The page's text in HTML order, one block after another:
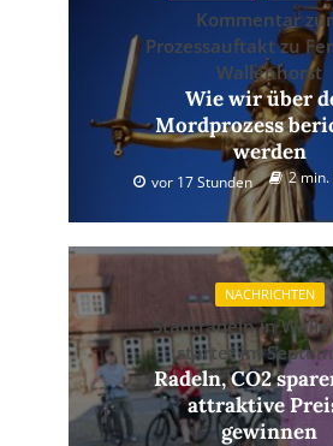
Kommentar
Prozessauftakt zu
Wallenhorst
Wie wir über
Mordprozess
werden
vor 17 Stunden 2 min.
NACHRICHTEN
Stadtradeln in
startet im
Radeln, CO2
attraktive
gewinnen